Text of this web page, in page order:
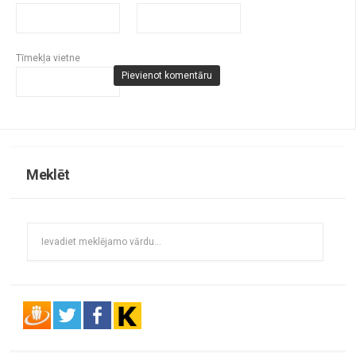
Tīmekļa vietne
Meklēt